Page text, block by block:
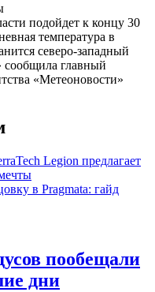
подойдет к концу 30
температура в
северо-западный
сообщила главный
«Метеоновости»
Legion предлагает
в Pragmata: гайд
пообещали
дни